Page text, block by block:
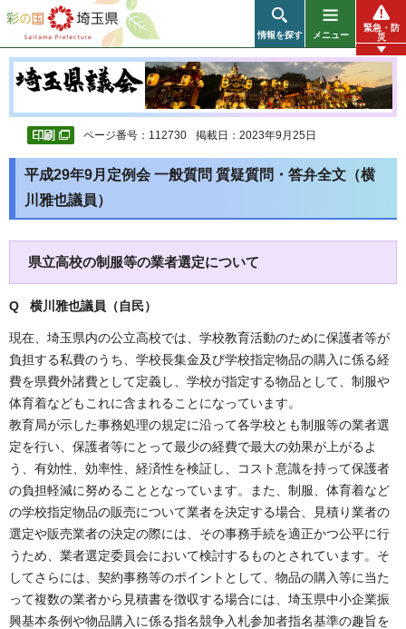
彩の国 埼玉県
情報を探す メニュー
緊急・防
災
ページ番号：112730 掲載日：2023年9月25日
平成29年9月定例会 一般質問 質疑質問・答弁全文（横
川雅也議員）
県立高校の制服等の業者選定について
Q 横川雅也議員（自民）
現在、埼玉県内の公立高校では、学校教育活動のために保護者等が
負担する私費のうち、学校長集金及び学校指定物品の購入に係る経
費を県費外諸費として定義し、学校が指定する物品として、制服や
体育着などもこれに含まれることになっています。
教育局が示した事務処理の規定に沿って各学校とも制服等の業者選
定を行い、保護者等にとって最少の経費で最大の効果が上がるよ
う、有効性、効率性、経済性を検証し、コスト意識を持って保護者
の負担軽減に努めることとなっています。また、制服、体育着など
の学校指定物品の販売について業者を決定する場合、見積り業者の
選定や販売業者の決定の際には、その事務手続を適正かつ公平に行
うため、業者選定委員会において検討するものとされています。そ
してさらには、契約事務等のポイントとして、物品の購入等に当た
って複数の業者から見積書を徴収する場合には、埼玉県中小企業振
興基本条例や物品購入に係る指名競争入札参加者指名基準の趣旨を